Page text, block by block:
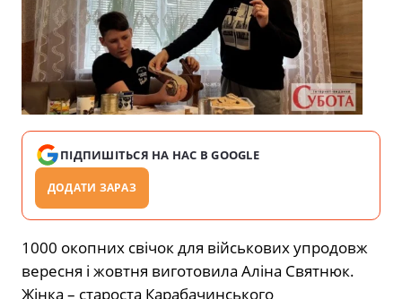
ПІДПИШІТЬСЯ НА НАС В GOOGLE
ДОДАТИ ЗАРАЗ
1000 окопних свічок для військових упродовж
вересня і жовтня виготовила Аліна Святнюк.
Жінка – староста Карабачинського